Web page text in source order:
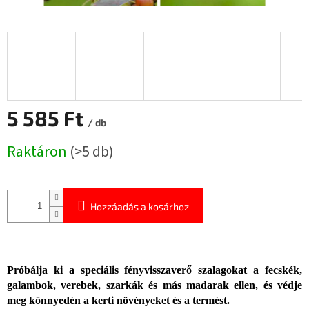
5 585 Ft / db
Raktáron (>5 db)
Hozzáadás a kosárhoz
Próbálja ki a speciális fényvisszaverő szalagokat a fecskék,
galambok, verebek, szarkák és más madarak ellen, és védje
meg könnyedén a kerti növényeket és a termést.